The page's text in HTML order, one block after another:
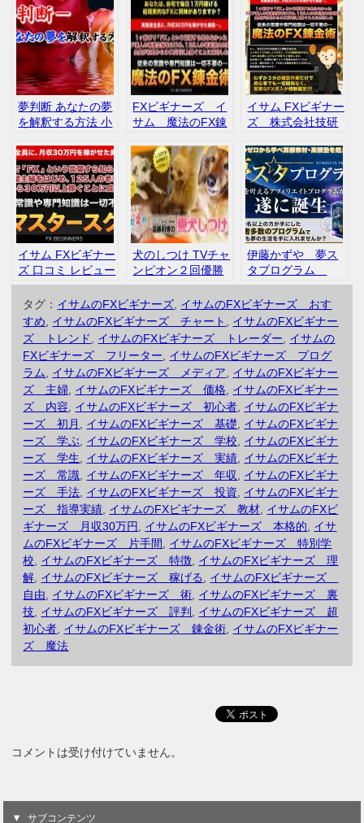
夢判断 あなたの夢
を解釈する方法 小
円 内容 口コミ
FXビギナーズ イ
サム 魔法のFX錬
ミ インフォトッ
プ
イサム FXビギナー
ズ 株式会社技研
イサム FXビギナー
ズ 口コミ レビュー
犬のしつけ TVチャ
ンピオン２回優勝
者！遠藤和博 犬の
しつけ講座 インフ
ォトップ 口コ
ミ 評判
伊藤かずや 夢ス
タプログラム
PPCアフィリエイ
ト 評判 口コミ
タグ： イサムのFXビギナーズ イサムのFXビギナーズ おす
すめ
イサムのFXビギナーズ チャート
イサムのFXビギナー
ズ トレンド
イサムのFXビギナーズ トレーダー
イサムの
FXビギナーズ フリーター
イサムのFXビギナーズ プログ
ラム
イサムのFXビギナーズ メディア
イサムのFXビギナー
ズ 主婦 イサムのFXビギナーズ 価格 イサムのFXビギナー
ズ 内容
イサムのFXビギナーズ 初心者 イサムのFXビギナ
ーズ 初月
イサムのFXビギナーズ 基礎
イサムのFXビギナ
ーズ 学ぶ
イサムのFXビギナーズ 学校
イサムのFXビギナ
ーズ 学生
イサムのFXビギナーズ 実績 イサムのFXビギナ
ーズ 常識 イサムのFXビギナーズ 年収
イサムのFXビギナ
ーズ 手法 イサムのFXビギナーズ 投資
イサムのFXビギナ
ーズ 指導実績 イサムのFXビギナーズ 教材 イサムのFXビ
ギナーズ 月収30万円
イサムのFXビギナーズ 本格的
イサ
ムのFXビギナーズ 片手間
イサムのFXビギナーズ 特別学
校
イサムのFXビギナーズ 特徴 イサムのFXビギナーズ 理
解 イサムのFXビギナーズ 稼げる
イサムのFXビギナーズ
自由
イサムのFXビギナーズ 術 イサムのFXビギナーズ 裏
技 イサムのFXビギナーズ 評判
イサムのFXビギナーズ 超
初心者 イサムのFXビギナーズ 錬金術 イサムのFXビギナー
ズ 魔法
コメントは受け付けていません。
サブコンテンツ